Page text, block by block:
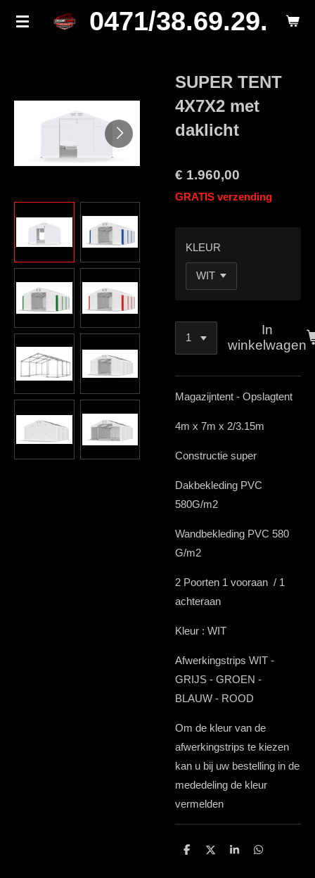
Ga
0471/38.69.29.
SUPER TENT
4X7X2 met
daklicht
€ 1.960,00
GRATIS verzending
KLEUR
In
winkelwagen
Magazijntent - Opslagtent
4m x 7m x 2/3.15m
Constructie super
Dakbekleding PVC
580G/m2
Wandbekleding PVC 580
G/m2
2 Poorten 1 vooraan / 1
achteraan
Kleur : WIT
Afwerkingstrips WIT -
GRIJS - GROEN -
BLAUW - ROOD
Om de kleur van de
afwerkingstrips te kiezen
kan u bij uw bestelling in de
mededeling de kleur
vermelden
D
D
S
D